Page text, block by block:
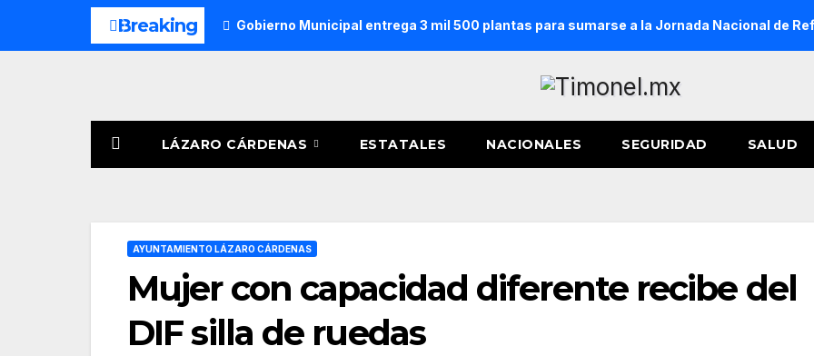
Breaking Gobierno Municipal entrega 3 mil 500 plantas para sumarse a la Jornada Nacional de
LÁZARO CÁRDENAS ESTATALES NACIONALES SEGURIDAD SALUD
AYUNTAMIENTO LÁZARO CÁRDENAS
Mujer con capacidad diferente recibe del
DIF silla de ruedas